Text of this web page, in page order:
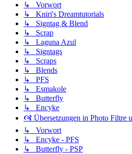
↳ Vorwort
↳ Kniri's Dreamtutorials
↳ Signtag & Blend
↳ Scrap
↳ Laguna Azul
↳ Signtags
↳ Scraps
↳ Blends
↳ PFS
↳ Esmakole
↳ Butterfly
↳ Encyke
🙧 Übersetzungen in Photo Filtre
↳ Vorwort
↳ Encyke - PFS
↳ Butterfly - PSP